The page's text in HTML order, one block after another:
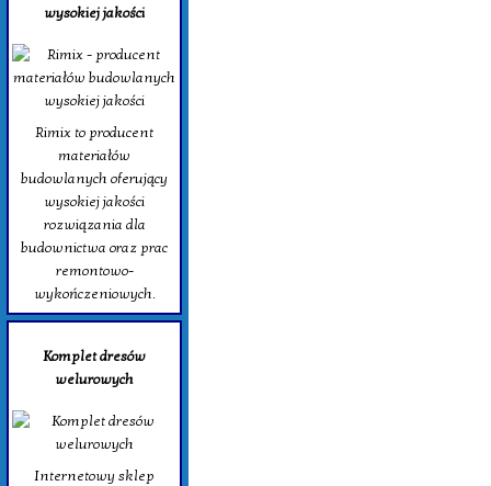
wysokiej jakości
Rimix to producent
materiałów
budowlanych oferujący
wysokiej jakości
rozwiązania dla
budownictwa oraz prac
remontowo-
wykończeniowych.
Komplet dresów
welurowych
Internetowy sklep